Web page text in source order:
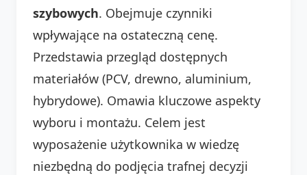
szybowych. Obejmuje czynniki
wpływające na ostateczną cenę.
Przedstawia przegląd dostępnych
materiałów (PCV, drewno, aluminium,
hybrydowe). Omawia kluczowe aspekty
wyboru i montażu. Celem jest
wyposażenie użytkownika w wiedzę
niezbędną do podjęcia trafnej decyzji